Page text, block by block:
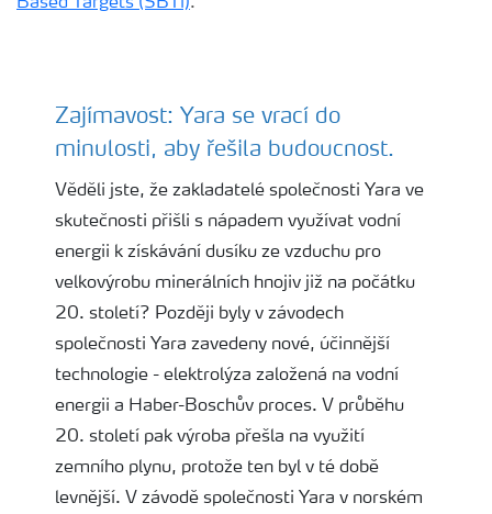
Based Targets (SBTi).
Historická fotografie elektrolyzérů v závodě Yara Glomfjord
Zajímavost: Yara se vrací do
minulosti, aby řešila budoucnost.
Věděli jste, že zakladatelé společnosti Yara ve
skutečnosti přišli s nápadem využívat vodní
energii k získávání dusíku ze vzduchu pro
velkovýrobu minerálních hnojiv již na počátku
20. století? Později byly v závodech
společnosti Yara zavedeny nové, účinnější
technologie - elektrolýza založená na vodní
energii a Haber-Boschův proces. V průběhu
20. století pak výroba přešla na využití
zemního plynu, protože ten byl v té době
levnější. V závodě společnosti Yara v norském